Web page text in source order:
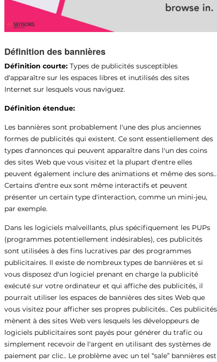
Définition des bannières
Définition courte:Types de publicités susceptibles
d'apparaître sur les espaces libres et inutilisés des sites
Internet sur lesquels vous naviguez.
Définition étendue:
Les bannières sont probablement l'une des plus anciennes
formes de publicités qui existent. Ce sont essentiellement des
types d'annonces qui peuvent apparaître dans l'un des coins
des sites Web que vous visitez et la plupart d'entre elles
peuvent également inclure des animations et même des sons..
Certains d'entre eux sont même interactifs et peuvent
présenter un certain type d'interaction, comme un mini-jeu,
par exemple.
Dans les logiciels malveillants, plus spécifiquement les PUPs
(programmes potentiellement indésirables), ces publicités
sont utilisées à des fins lucratives par des programmes
publicitaires. Il existe de nombreux types de bannières et si
vous disposez d'un logiciel prenant en charge la publicité
exécuté sur votre ordinateur et qui affiche des publicités, il
pourrait utiliser les espaces de bannières des sites Web que
vous visitez pour afficher ses propres publicités.. Ces publicités
mènent à des sites Web vers lesquels les développeurs de
logiciels publicitaires sont payés pour générer du trafic ou
simplement recevoir de l'argent en utilisant des systèmes de
paiement par clic.. Le problème avec un tel “sale” bannières est